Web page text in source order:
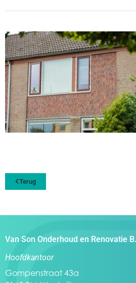
Terug
Van Son Onderhoud en Renovatie
Hoofdkantoor
Gompenstraat 43a